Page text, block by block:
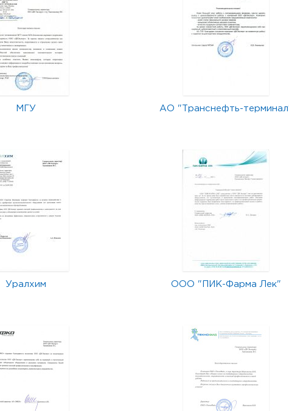
МГУ АО "Транснефть-
Уралхим ООО "ПИК-Фарма Лек"